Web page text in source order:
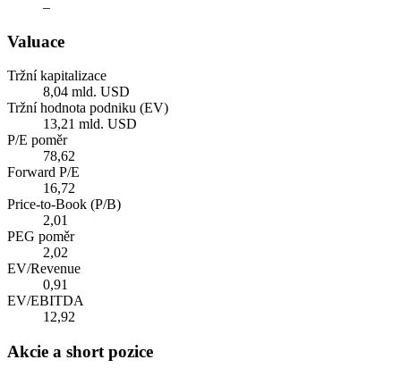
–
Valuace
Tržní kapitalizace
8,04 mld. USD
Tržní hodnota podniku (EV)
13,21 mld. USD
P/E poměr
78,62
Forward P/E
16,72
Price-to-Book (P/B)
2,01
PEG poměr
2,02
EV/Revenue
0,91
EV/EBITDA
12,92
Akcie a short pozice